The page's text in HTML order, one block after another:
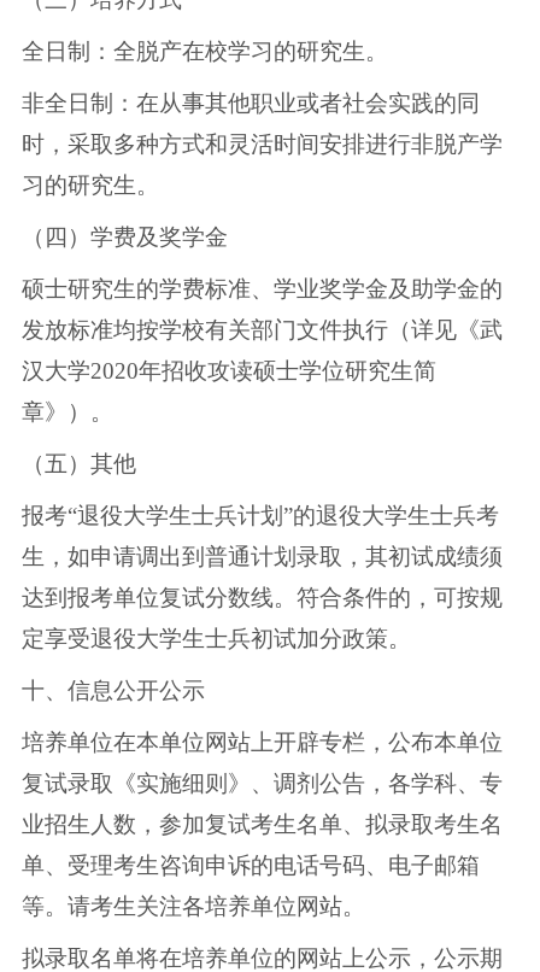
全日制：全脱产在校学习的研究生。
非全日制：在从事其他职业或者社会实践的同
时，采取多种方式和灵活时间安排进行非脱产学
习的研究生。
（四）学费及奖学金
硕士研究生的学费标准、学业奖学金及助学金的
发放标准均按学校有关部门文件执行（详见《武
汉大学2020年招收攻读硕士学位研究生简
章》）。
（五）其他
报考“退役大学生士兵计划”的退役大学生士兵考
生，如申请调出到普通计划录取，其初试成绩须
达到报考单位复试分数线。符合条件的，可按规
定享受退役大学生士兵初试加分政策。
十、信息公开公示
培养单位在本单位网站上开辟专栏，公布本单位
复试录取《实施细则》、调剂公告，各学科、专
业招生人数，参加复试考生名单、拟录取考生名
单、受理考生咨询申诉的电话号码、电子邮箱
等。请考生关注各培养单位网站。
拟录取名单将在培养单位的网站上公示，公示期